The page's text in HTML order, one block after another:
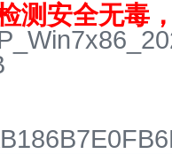
测安全无毒